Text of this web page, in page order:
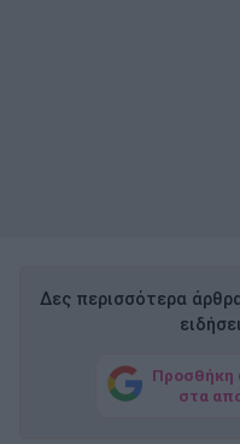
Δες περισσότερα
Προσθήκη
στα